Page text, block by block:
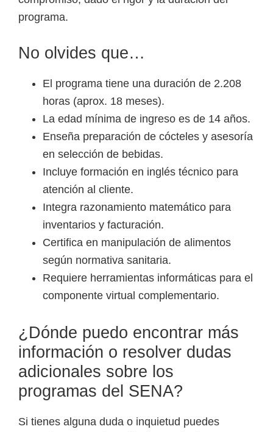
programa.
No olvides que…
El programa tiene una duración de 2.208
horas (aprox. 18 meses).
La edad mínima de ingreso es de 14 años.
Enseña preparación de cócteles y asesoría
en selección de bebidas.
Incluye formación en inglés técnico para
atención al cliente.
Integra razonamiento matemático para
inventarios y facturación.
Certifica en manipulación de alimentos
según normativa sanitaria.
Requiere herramientas informáticas para el
componente virtual complementario.
¿Dónde puedo encontrar más
información o resolver dudas
adicionales sobre los
programas del SENA?
Si tienes alguna duda o inquietud puedes